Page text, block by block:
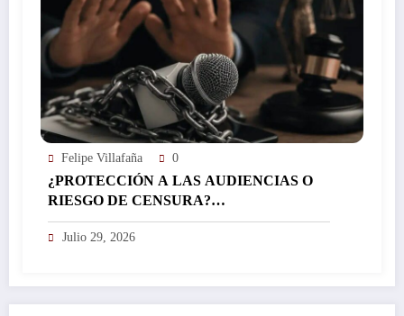
MEDIADOS DE AGOSTO…
Felipe Villafaña 0
¿PROTECCIÓN A LAS AUDIENCIAS O
RIESGO DE CENSURA?…
Julio 29, 2026